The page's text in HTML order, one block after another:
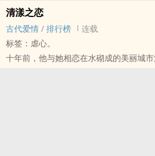
甚至放手成全她嫁予别人为妻
只为求得她一生幸福快乐
多年后
待‎‍海‍‎棠‎‌‍花再次盛开的时节
依照规定三分之一内文将转为收费
感谢大家的支持!!!
--------
艳媚倾城，剑者多情，静默之间，仅是销
清漾之恋
古代爱情 / 排行榜
连载
标签：虐心。
十年前，他与她相恋在水砌成的美丽城市